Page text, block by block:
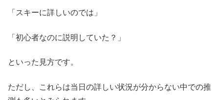
「スキーに詳しいのでは」
「初心者なのに説明していた？」
といった見方です。
ただし、これらは当日の詳しい状況が分からない中での推